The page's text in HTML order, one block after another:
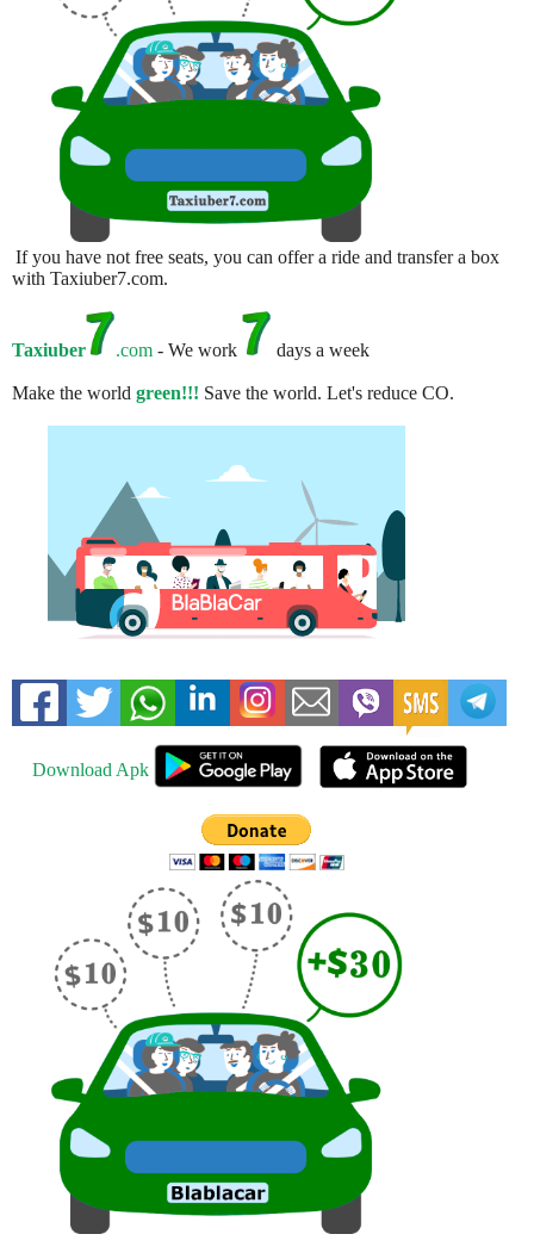
If you have not free seats, you can offer a ride and transfer a box
with Taxiuber7.com.
Taxiuber .com - We work days a week
Make the world green!!! Save the world. Let's reduce CO.
Download Apk